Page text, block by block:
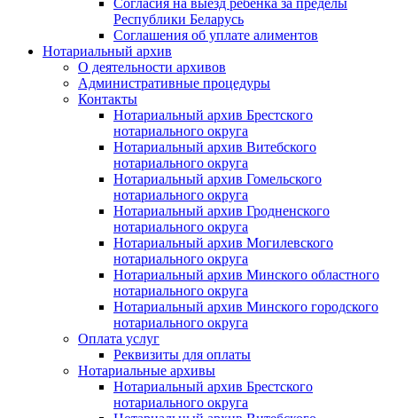
Согласия на выезд ребенка за пределы
Республики Беларусь
Соглашения об уплате алиментов
Нотариальный архив
О деятельности архивов
Административные процедуры
Контакты
Нотариальный архив Брестского
нотариального округа
Нотариальный архив Витебского
нотариального округа
Нотариальный архив Гомельского
нотариального округа
Нотариальный архив Гродненского
нотариального округа
Нотариальный архив Могилевского
нотариального округа
Нотариальный архив Минского областного
нотариального округа
Нотариальный архив Минского городского
нотариального округа
Оплата услуг
Реквизиты для оплаты
Нотариальные архивы
Нотариальный архив Брестского
нотариального округа